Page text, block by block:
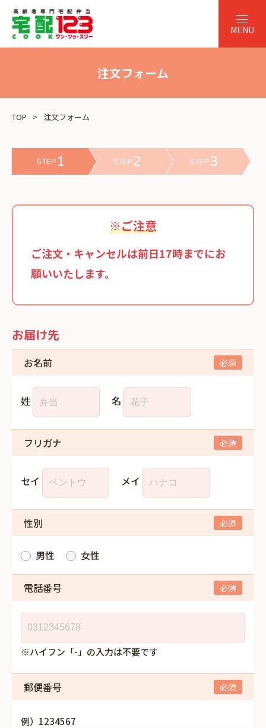
注文フォーム
TOP 注文フォーム
STEP 1 STEP2 STEP3
※ご注意
ご注文・キャンセルは前日17時までにお
願いいたします。
お届け先
お名前
姓 名
フリガナ
セイ メイ
性別
男性 女性
電話番号
※ハイフン「-」の入力は不要です
郵便番号
例）1234567